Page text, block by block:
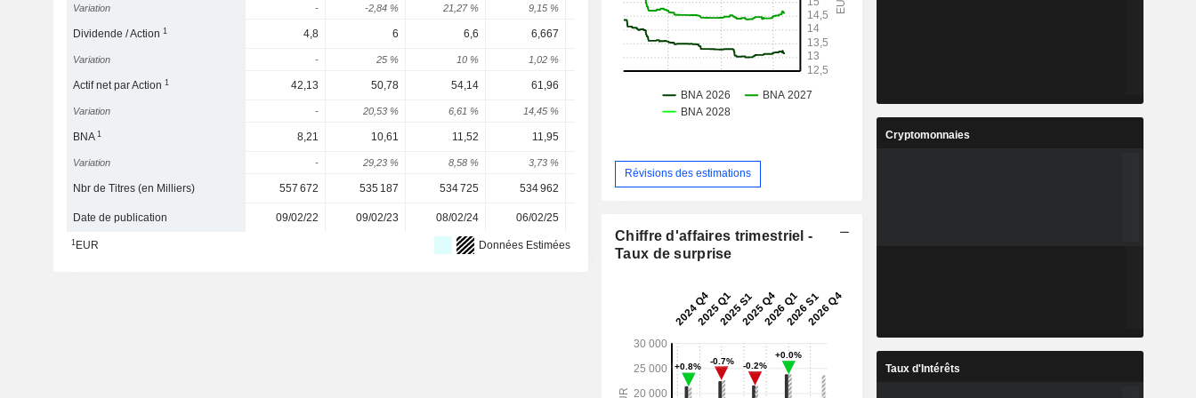
Variation - -2,84 % 21,27 % 9,15 % 12,62 %
Dividende / Action1 4,8 6 6,6 6,667 7,2 7,788 8,38
Variation - 25 % 10 % 1,02 % 7,99 % 8,17 % 7,6 %
Actif net par Action1 42,13 50,78 54,14 61,96
Variation - 20,53 % 6,61 % 14,45 % 7,35 %
BNA1 8,21 10,61 11,52 11,95
Variation - 29,23 % 8,58 % 3,73 % -4,27 % 14,92 %
Nbr de Titres (en Milliers) 557 672 535 187 534 725 534 962 533 205 532 387 532 387
Date de publication 09/02/22 09/02/23 08/02/24 06/02/25
1EUR Données Estimées
Révisions des estimations
Chiffre d'affaires trimestriel -
Taux de surprise
Cryptomonnaies
Taux d'Intérêts